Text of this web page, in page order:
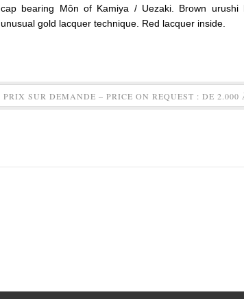
cap bearing Môn of Kamiya / Uezaki. Brown urushi
unusual gold lacquer technique. Red lacquer inside.
PRIX SUR DEMANDE – PRICE ON REQUEST : DE 2.000